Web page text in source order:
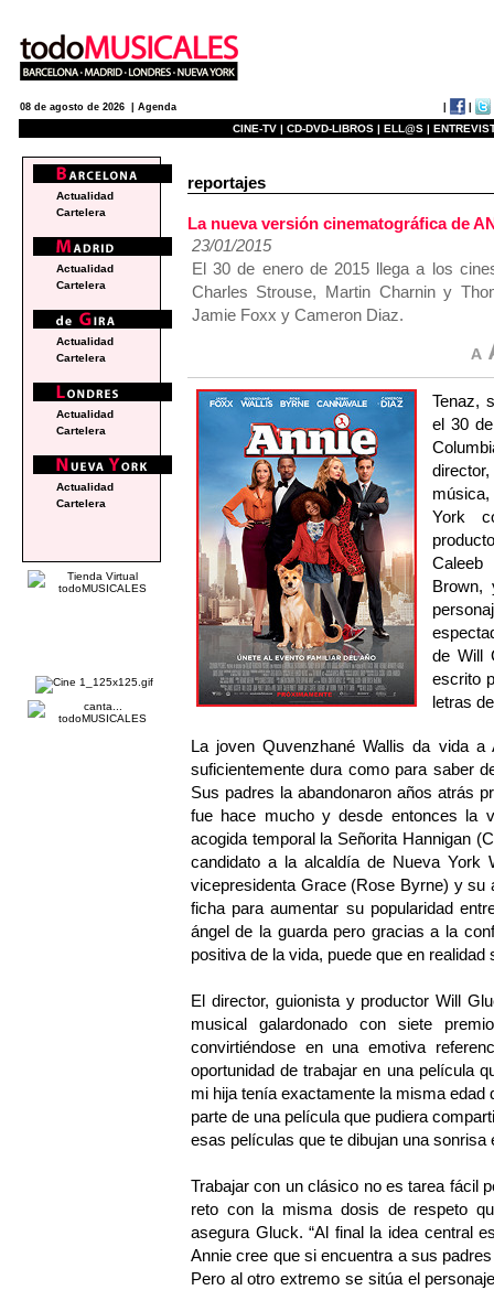
08 de agosto de 2026 | Agenda
CINE-TV | CD-DVD-LIBROS | ELL@S |
reportajes
La nueva versión cinematográfica de
23/01/2015
El 30 de enero de 2015 llega a los
Charles Strouse, Martin Charnin y
Jamie Foxx y Cameron Diaz.
Tenaz,
el 30
York
Caleeb
Brown,
de Will
escrito
letras
La joven Quvenzhané Wallis da vida
suficientemente dura como para saber
Sus padres la abandonaron años atrás
fue hace mucho y desde entonces la
acogida temporal la Señorita Hannigan
candidato a la alcaldía de Nueva York
vicepresidenta Grace (Rose Byrne) y
ficha para aumentar su popularidad
ángel de la guarda pero gracias a la
positiva de la vida, puede que en realidad
El director, guionista y productor Will
musical galardonado con siete
convirtiéndose en una emotiva
oportunidad de trabajar en una película
mi hija tenía exactamente la misma edad
parte de una película que pudiera
esas películas que te dibujan una sonrisa
Trabajar con un clásico no es tarea fácil
reto con la misma dosis de respeto
asegura Gluck. “Al final la idea central
Annie cree que si encuentra a sus
Pero al otro extremo se sitúa el
Actualidad
Cartelera
Actualidad
Cartelera
Actualidad
Cartelera
Actualidad
Cartelera
Actualidad
Cartelera